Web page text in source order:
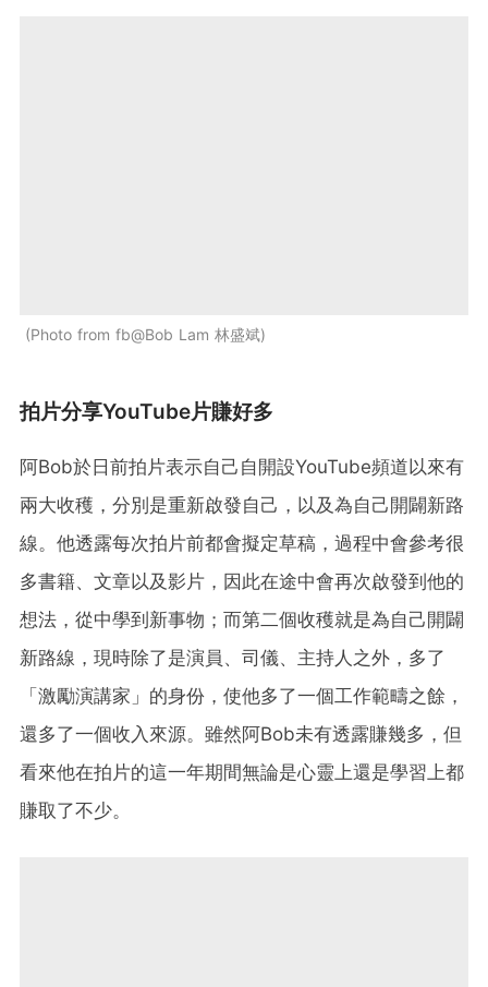
Photo from fb@Bob Lam 林盛斌
拍片分享YouTube片賺好多
阿Bob於日前拍片表示自己自開設YouTube頻道以來有
兩大收穫，分別是重新啟發自己，以及為自己開闢新路
線。他透露每次拍片前都會擬定草稿，過程中會參考很
多書籍、文章以及影片，因此在途中會再次啟發到他的
想法，從中學到新事物；而第二個收穫就是為自己開闢
新路線，現時除了是演員、司儀、主持人之外，多了
「激勵演講家」的身份，使他多了一個工作範疇之餘，
還多了一個收入來源。雖然阿Bob未有透露賺幾多，但
看來他在拍片的這一年期間無論是心靈上還是學習上都
賺取了不少。